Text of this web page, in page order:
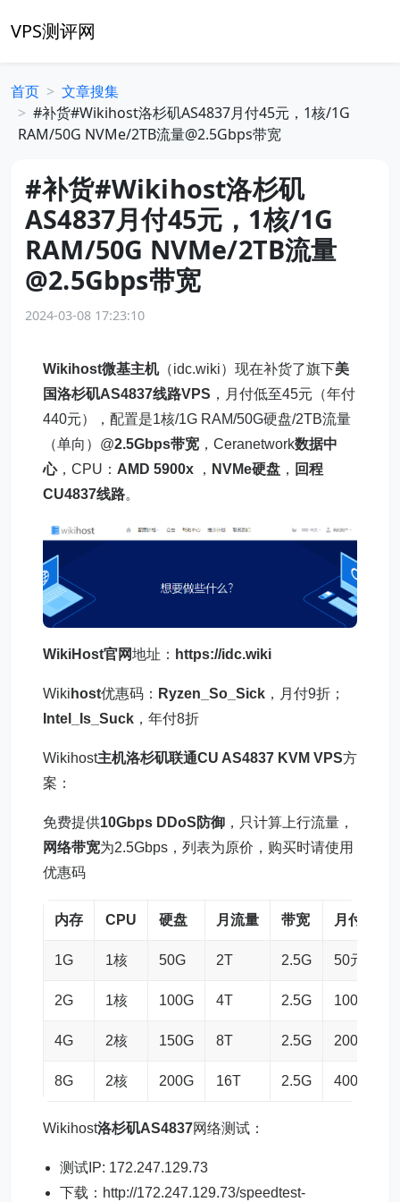
VPS测评网
首页
文章搜集
#补货#Wikihost洛杉矶AS4837月付45元，1核/1G
RAM/50G NVMe/2TB流量@2.5Gbps带宽
#补货#Wikihost洛杉矶
AS4837月付45元，1核/1G
RAM/50G NVMe/2TB流量
@2.5Gbps带宽
2024-03-08 17:23:10
Wikihost微基主机（idc.wiki）现在补货了旗下美
国洛杉矶AS4837线路VPS ，月付低至45元（年付
440元），配置是1核/1G RAM/50G硬盘/2TB流量
（单向）@2.5Gbps带宽 ，Ceranetwork数据中
心，CPU： AMD 5900x ， NVMe硬盘 ， 回程
CU4837线路。
WikiHost官网地址： https://idc.wiki
Wiki host优惠码： Ryzen_So_Sick ，月付9折；
Intel_Is_Suck ，年付8折
Wikihost主机洛杉矶联通CU AS4837 KVM VPS方
案：
免费提供10Gbps DDoS防御 ，只计算上行流量，
网络带宽为2.5Gbps，列表为原价，购买时请使用
优惠码
内存 CPU 硬盘 月流量 带宽 月付
1G 1核 50G 2T 2.5G 50元
2G 1核 100G 4T 2.5G 100元
4G 2核 150G 8T 2.5G 200元
8G 2核 200G 16T 2.5G 400元
Wikihost洛杉矶AS4837网络测试：
测试IP: 172.247.129.73
下载：http://172.247.129.73/speedtest-